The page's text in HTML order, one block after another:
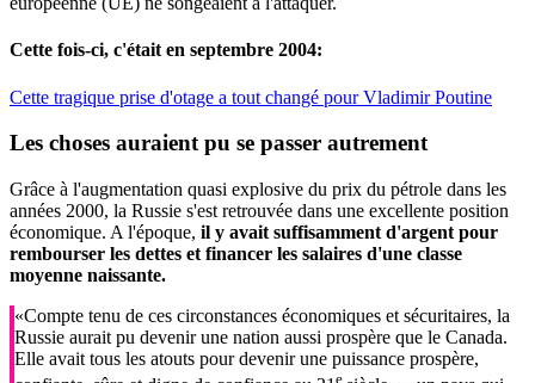
Cette fois-ci, c'était en septembre 2004:
Cette tragique prise d'otage a tout changé pour Vladimir Poutine
Les choses auraient pu se passer autrement
Grâce à l'augmentation quasi explosive du prix du pétrole dans les
années 2000, la Russie s'est retrouvée dans une excellente position
économique. A l'époque, il y avait suffisamment d'argent pour
rembourser les dettes et financer les salaires d'une classe
moyenne naissante.
«Compte tenu de ces circonstances économiques et sécuritaires, la
Russie aurait pu devenir une nation aussi prospère que le Canada.
Elle avait tous les atouts pour devenir une puissance prospère,
e